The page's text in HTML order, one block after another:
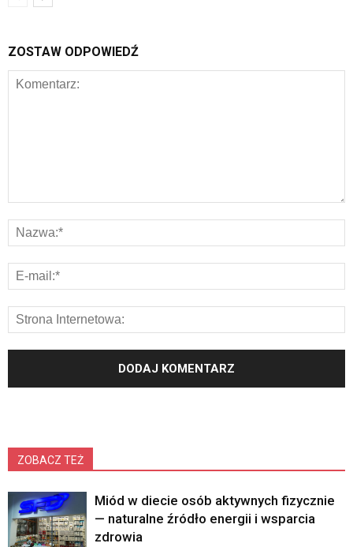
ZOSTAW ODPOWIEDŹ
ZOBACZ TEŻ
Miód w diecie osób aktywnych fizycznie
— naturalne źródło energii i wsparcia
zdrowia